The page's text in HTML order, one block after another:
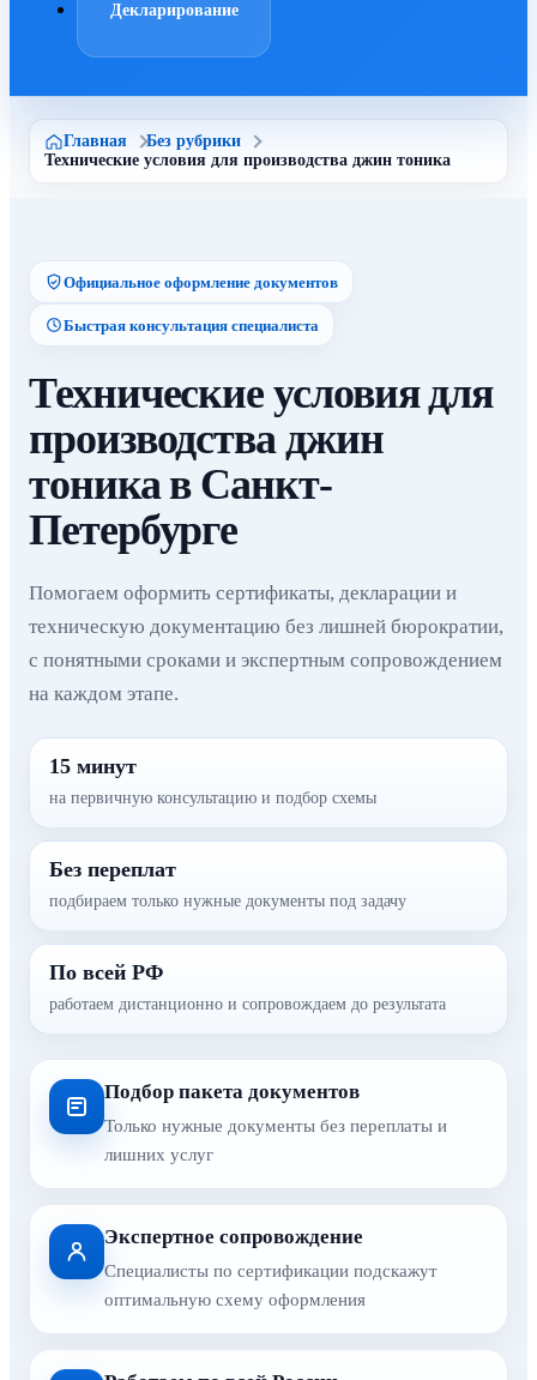
Декларирование
Главная
Без рубрики
Технические условия для производства джин тоника
Официальное оформление документов
Быстрая консультация специалиста
Технические условия для
производства джин
тоника в Санкт-
Петербурге
Помогаем оформить сертификаты, декларации и
техническую документацию без лишней бюрократии,
с понятными сроками и экспертным сопровождением
на каждом этапе.
15 минут
на первичную консультацию и подбор схемы
Без переплат
подбираем только нужные документы под задачу
По всей РФ
работаем дистанционно и сопровождаем до результата
Подбор пакета документов
Только нужные документы без переплаты и
лишних услуг
Экспертное сопровождение
Специалисты по сертификации подскажут
оптимальную схему оформления